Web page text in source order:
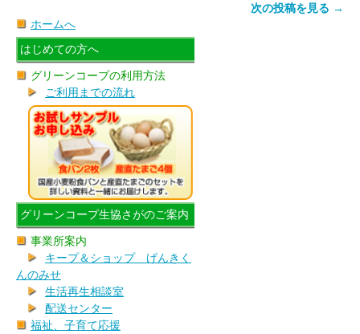
次の投稿を見る →
ホームへ
はじめての方へ
グリーンコープの利用方法
ご利用までの流れ
グリーンコープ生協さがのご案内
事業所案内
キープ＆ショップ げんきく
んのみせ
生活再生相談室
配送センター
福祉、子育て応援